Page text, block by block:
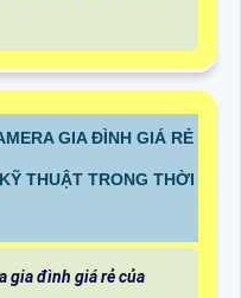
GIA ĐÌNH GIÁ RẺ
THUẬT TRONG THỜI
gia đình giá rẻ của